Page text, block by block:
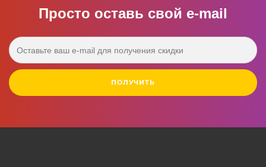
Просто оставь свой e‑mail
ПОЛУЧИТЬ